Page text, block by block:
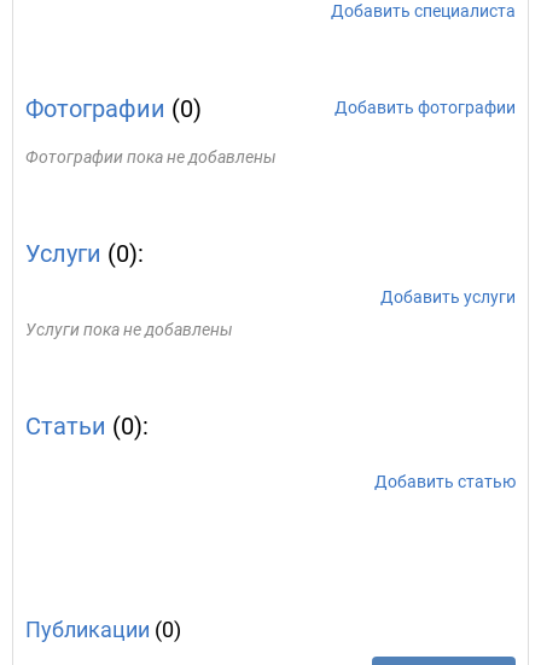
Добавить специалиста
Фотографии (0) Добавить фотографии
Фотографии пока не добавлены
Услуги (0):
Добавить услуги
Услуги пока не добавлены
Статьи (0):
Добавить статью
Публикации (0)